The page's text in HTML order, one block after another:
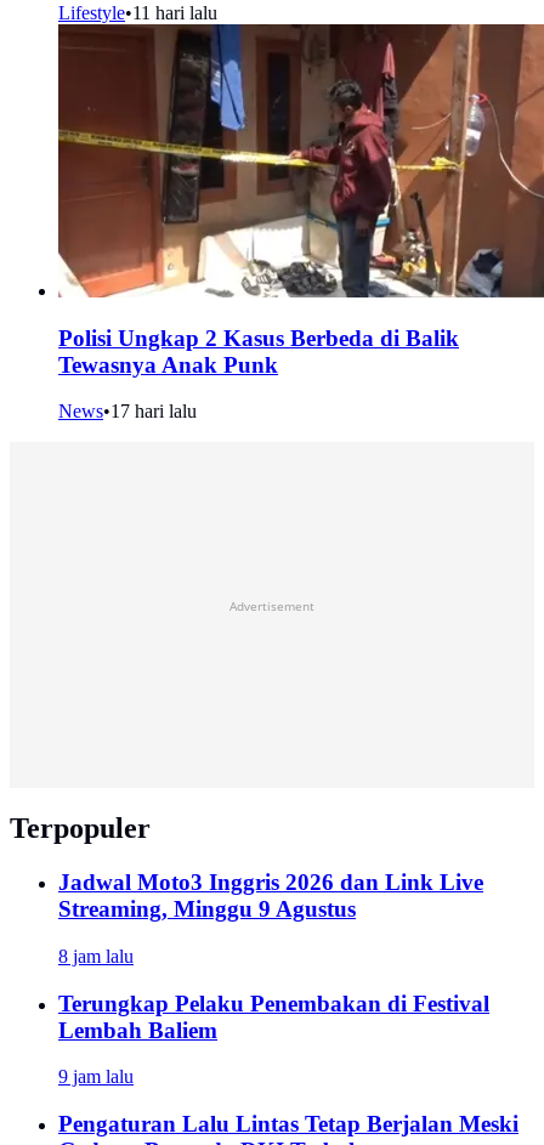
Lifestyle•11 hari lalu
Polisi Ungkap 2 Kasus Berbeda di Balik
Tewasnya Anak Punk
News•17 hari lalu
Advertisement
Terpopuler
Jadwal Moto3 Inggris 2026 dan Link Live
Streaming, Minggu 9 Agustus
8 jam lalu
Terungkap Pelaku Penembakan di Festival
Lembah Baliem
9 jam lalu
Pengaturan Lalu Lintas Tetap Berjalan Meski